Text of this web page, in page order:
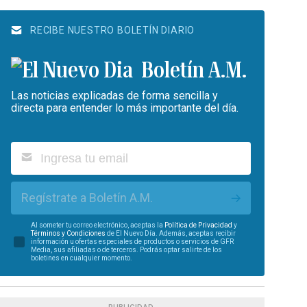
RECIBE NUESTRO BOLETÍN DIARIO
Boletín A.M.
Las noticias explicadas de forma sencilla y
directa para entender lo más importante del día.
Regístrate a Boletín A.M.
Al someter tu correo electrónico, aceptas la Política de Privacidad y
Términos y Condiciones de El Nuevo Día. Además, aceptas recibir
información u ofertas especiales de productos o servicios de GFR
Media, sus afiliadas o de terceros. Podrás optar salirte de los
boletines en cualquier momento.